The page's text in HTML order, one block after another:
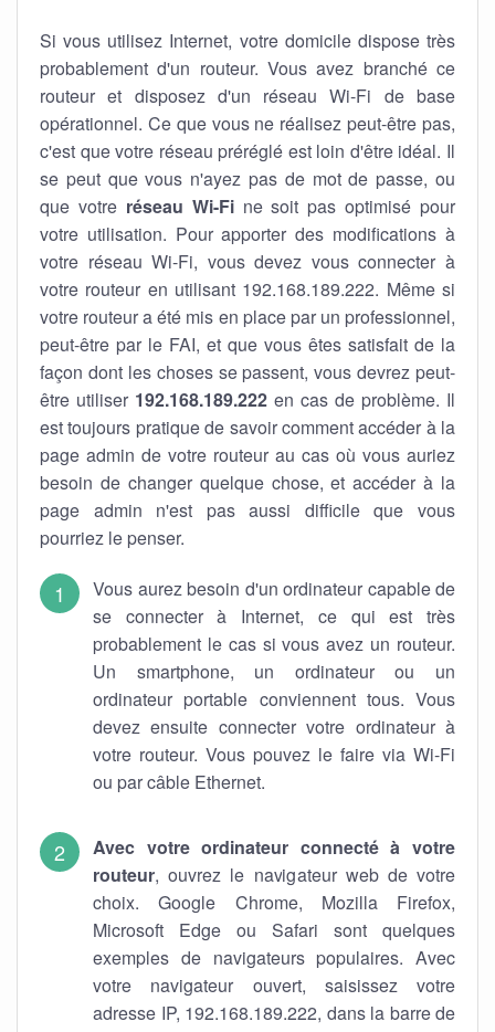
Si vous utilisez Internet, votre domicile dispose très
probablement d'un routeur. Vous avez branché ce
routeur et disposez d'un réseau Wi-Fi de base
opérationnel. Ce que vous ne réalisez peut-être pas,
c'est que votre réseau préréglé est loin d'être idéal. Il
se peut que vous n'ayez pas de mot de passe, ou
que votre réseau Wi-Fine soit pas optimisé pour
votre utilisation. Pour apporter des modifications à
votre réseau Wi-Fi, vous devez vous connecter à
votre routeur en utilisant 192.168.189.222. Même si
votre routeur a été mis en place par un professionnel,
peut-être par le FAI, et que vous êtes satisfait de la
façon dont les choses se passent, vous devrez peut-
être utiliser 192.168.189.222 en cas de problème. Il
est toujours pratique de savoir comment accéder à la
page admin de votre routeur au cas où vous auriez
besoin de changer quelque chose, et accéder à la
page admin n'est pas aussi difficile que vous
pourriez le penser.
Vous aurez besoin d'un ordinateur capable de
se connecter à Internet, ce qui est très
probablement le cas si vous avez un routeur.
Un smartphone, un ordinateur ou un
ordinateur portable conviennent tous. Vous
devez ensuite connecter votre ordinateur à
votre routeur. Vous pouvez le faire via Wi-Fi
ou par câble Ethernet.
Avec votre ordinateur connecté à votre
routeur, ouvrez le navigateur web de votre
choix. Google Chrome, Mozilla Firefox,
Microsoft Edge ou Safari sont quelques
exemples de navigateurs populaires. Avec
votre navigateur ouvert, saisissez votre
adresse IP, 192.168.189.222, dans la barre de